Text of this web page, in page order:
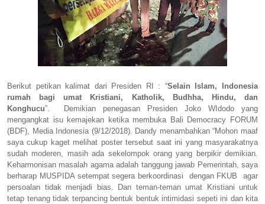
Berikut petikan kalimat dari Presiden RI : “Selain Islam, Indonesia
rumah bagi umat Kristiani, Katholik, Budhha, Hindu, dan
Konghucu”.
Demikian penegasan Presiden Joko WIdodo yang
mengangkat isu kemajekan ketika membuka Bali Democracy FORUM
(BDF), Media Indonesia (9/12/2018). Dandy menambahkan “Mohon maaf
saya cukup kaget melihat poster tersebut saat ini yang masyarakatnya
sudah moderen, masih ada sekelompok orang yang berpikir demikian.
Keharmonisan masalah agama adalah tanggung jawab Pemerintah, saya
berharap MUSPIDA setempat segera berkoordinasi
dengan FKUB
agar
persoalan tidak menjadi bias. Dan teman-teman umat Kristiani untuk
tetap tenang tidak terpancing bentuk bentuk intimidasi sepeti ini dan kita